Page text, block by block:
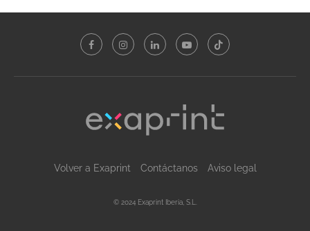
Volver a Exaprint Contáctanos Aviso legal
© 2024 Exaprint Iberia, S.L.